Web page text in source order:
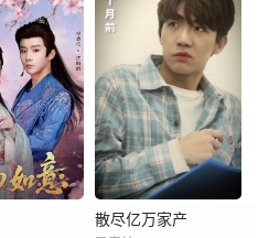
散尽亿万家产